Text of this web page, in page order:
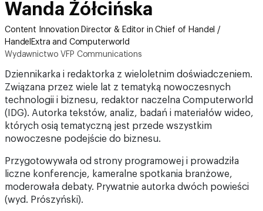
Wanda Żółcińska
Content Innovation Director & Editor in Chief of Handel /
HandelExtra and Computerworld
Wydawnictwo VFP Communications
Dziennikarka i redaktorka z wieloletnim doświadczeniem.
Związana przez wiele lat z tematyką nowoczesnych
technologii i biznesu, redaktor naczelna Computerworld
(IDG). Autorka tekstów, analiz, badań i materiałów wideo,
których osią tematyczną jest przede wszystkim
nowoczesne podejście do biznesu.
Przygotowywała od strony programowej i prowadziła
liczne konferencje, kameralne spotkania branżowe,
moderowała debaty. Prywatnie autorka dwóch powieści
(wyd. Prószyński).